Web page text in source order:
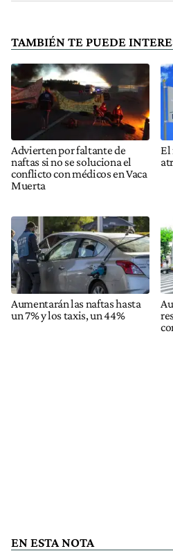
TAMBIÉN TE PUEDE
Advierten por faltante de
naftas si no se soluciona el
conflicto con médicos en Vaca
Muerta
El
Aumentarán las naftas hasta
un 7% y los taxis, un 44%
EN ESTA NOTA